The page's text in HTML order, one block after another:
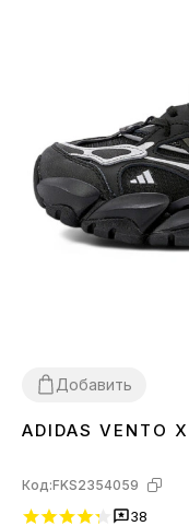
Добавить
36 3738 39 40414243
ADIDAS VENTO
Код:FKS2354059
38